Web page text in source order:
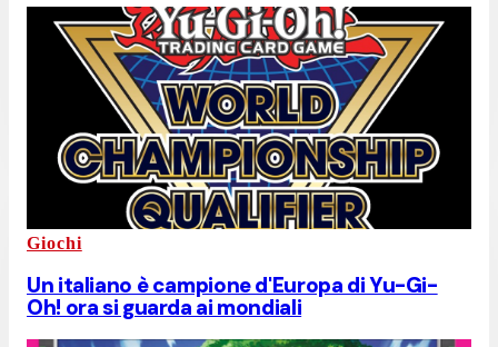
Giochi
Un italiano è campione d'Europa di Yu-Gi-
Oh! ora si guarda ai mondiali